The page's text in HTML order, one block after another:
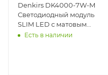
Denkirs DK4000-7W-M
Светодиодный модуль
SLIM LED с матовым
рассеивателем, IP20,
Есть в наличии